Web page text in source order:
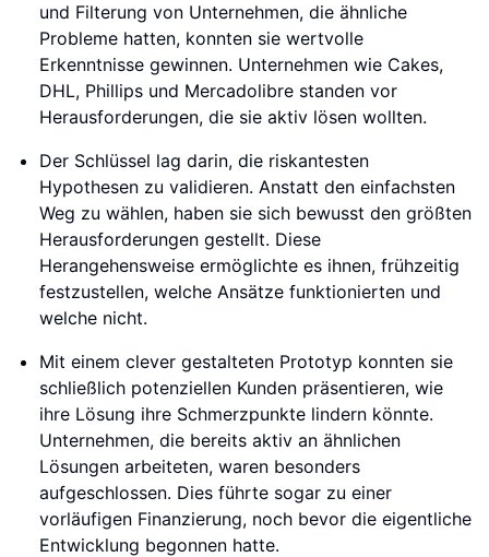
und Filterung von Unternehmen, die ähnliche
Probleme hatten, konnten sie wertvolle
Erkenntnisse gewinnen. Unternehmen wie Cakes,
DHL, Phillips und Mercadolibre standen vor
Herausforderungen, die sie aktiv lösen wollten.
Der Schlüssel lag darin, die riskantesten
Hypothesen zu validieren. Anstatt den einfachsten
Weg zu wählen, haben sie sich bewusst den größten
Herausforderungen gestellt. Diese
Herangehensweise ermöglichte es ihnen, frühzeitig
festzustellen, welche Ansätze funktionierten und
welche nicht.
Mit einem clever gestalteten Prototyp konnten sie
schließlich potenziellen Kunden präsentieren, wie
ihre Lösung ihre Schmerzpunkte lindern könnte.
Unternehmen, die bereits aktiv an ähnlichen
Lösungen arbeiteten, waren besonders
aufgeschlossen. Dies führte sogar zu einer
vorläufigen Finanzierung, noch bevor die eigentliche
Entwicklung begonnen hatte.